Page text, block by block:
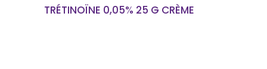
TRÉTINOÏNE 0,05% 25 G CRÈME